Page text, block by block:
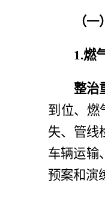
（
1.燃
整治
到位、燃
失、管线
车辆运输
预案和演